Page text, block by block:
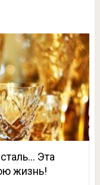
Эта
жизнь!